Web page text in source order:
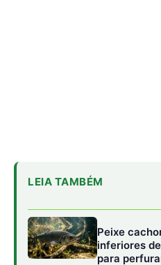
cardíacas